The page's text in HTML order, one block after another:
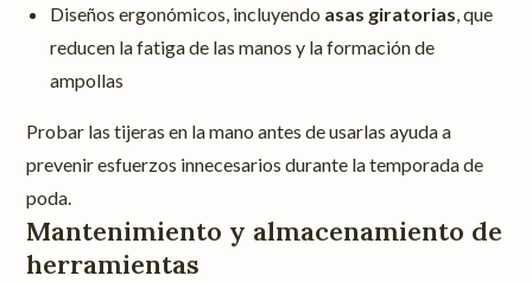
Diseños ergonómicos, incluyendo asas giratorias, que
reducen la fatiga de las manos y la formación de
ampollas
Probar las tijeras en la mano antes de usarlas ayuda a
prevenir esfuerzos innecesarios durante la temporada de
poda.
Mantenimiento y almacenamiento de
herramientas